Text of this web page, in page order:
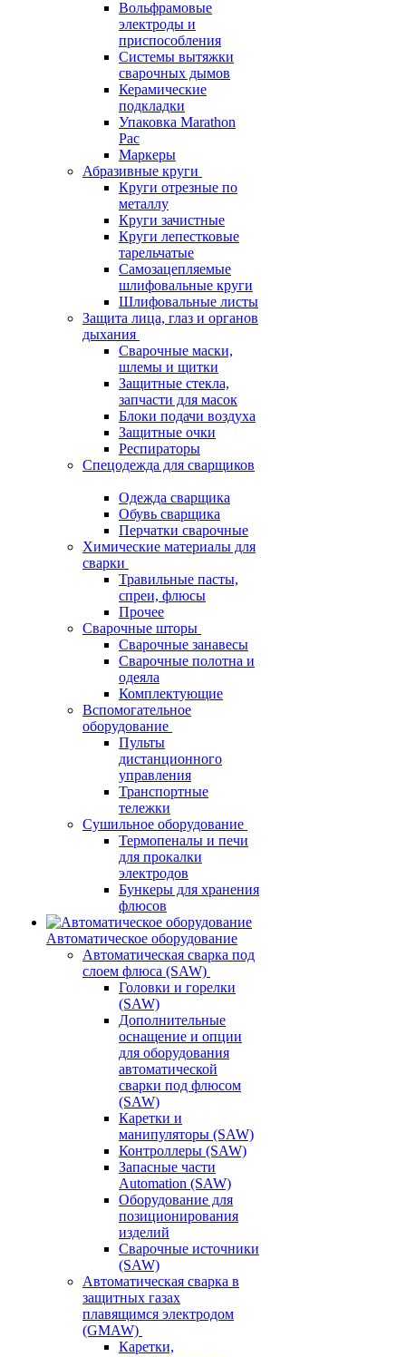
Вольфрамовые
электроды и
приспособления
Системы вытяжки
сварочных дымов
Керамические
подкладки
Упаковка Marathon
Pac
Маркеры
Абразивные круги
Круги отрезные по
металлу
Круги зачистные
Круги лепестковые
тарельчатые
Самозацепляемые
шлифовальные круги
Шлифовальные листы
Защита лица, глаз и органов
дыхания
Сварочные маски,
шлемы и щитки
Защитные стекла,
запчасти для масок
Блоки подачи воздуха
Защитные очки
Респираторы
Спецодежда для сварщиков
Одежда сварщика
Обувь сварщика
Перчатки сварочные
Химические материалы для
сварки
Травильные пасты,
спреи, флюсы
Прочее
Сварочные шторы
Сварочные занавесы
Сварочные полотна и
одеяла
Комплектующие
Вспомогательное
оборудование
Пульты
дистанционного
управления
Транспортные
тележки
Сушильное оборудование
Термопеналы и печи
для прокалки
электродов
Бункеры для хранения
флюсов
Автоматическое оборудование
Автоматическая сварка под
слоем флюса (SAW)
Головки и горелки
(SAW)
Дополнительные
оснащение и опции
для оборудования
автоматической
сварки под флюсом
(SAW)
Каретки и
манипуляторы (SAW)
Контроллеры (SAW)
Запасные части
Automation (SAW)
Оборудование для
позиционирования
изделий
Сварочные источники
(SAW)
Автоматическая сварка в
защитных газах
плавящимся электродом
(GMAW)
Каретки,